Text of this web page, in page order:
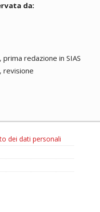
da:
redazione in SIAS
revisione
dei dati personali